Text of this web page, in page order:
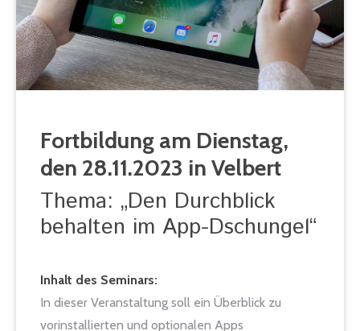
Fortbildung am Dienstag,
den 28.11.2023 in Velbert
Thema: „Den Durchblick
behalten im App-Dschungel“
Inhalt des Seminars:
In dieser Veranstaltung soll ein Überblick zu
vorinstallierten und optionalen Apps